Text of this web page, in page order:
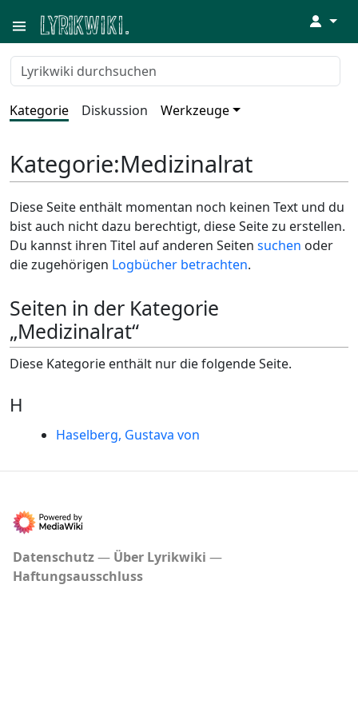
↓
Kategorie Diskussion Werkzeuge
Kategorie:Medizinalrat
Diese Seite enthält momentan noch keinen Text und du
bist auch nicht dazu berechtigt, diese Seite zu erstellen.
Du kannst ihren Titel auf anderen Seiten suchen oder
die zugehörigen Logbücher betrachten.
Seiten in der Kategorie
„Medizinalrat“
Diese Kategorie enthält nur die folgende Seite.
H
Haselberg, Gustava von
Datenschutz
Über Lyrikwiki
Haftungsausschluss